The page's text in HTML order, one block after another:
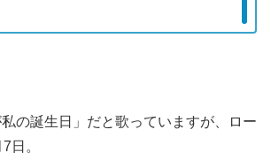
の誕生日」だと歌っていますが、ロー
日。